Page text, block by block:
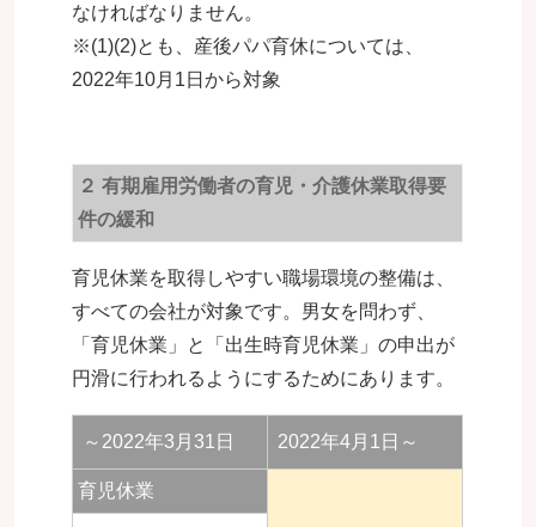
なければなりません。
※(1)(2)とも、産後パパ育休については、
2022年10月1日から対象
２ 有期雇用労働者の育児・介護休業取得要
件の緩和
育児休業を取得しやすい職場環境の整備は、
すべての会社が対象です。男女を問わず、
「育児休業」と「出生時育児休業」の申出が
円滑に行われるようにするためにあります。
～2022年3月31日 2022年4月1日～
育児休業